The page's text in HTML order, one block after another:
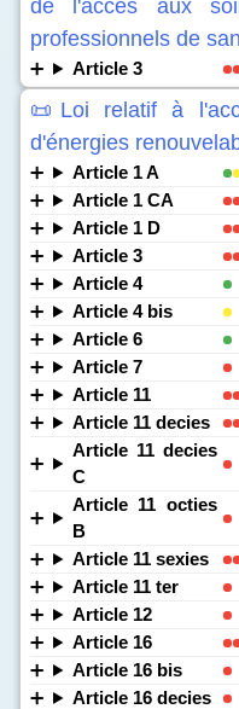
de l'accès aux
professionnels de
Article 3
📜Loi relatif à
d'énergies
Article 1 A
Article 1 CA
Article 1 D
Article 3
Article 4
Article 4 bis
Article 6
Article 7
Article 11
Article 11 decies
Article 11 decies
C
Article 11 octies
B
Article 11 sexies
Article 11 ter
Article 12
Article 16
Article 16 bis
Article 16 decies